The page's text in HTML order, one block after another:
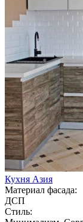
Кухня Азия
Материал фасада:
ДСП
Стиль: